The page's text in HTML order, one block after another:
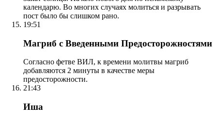
календарю. Во многих случаях молиться и разрывать
пост было бы слишком рано.
19:51
Магриб с Введенными Предосторожностями
Согласно фетве ВИЛ, к времени молитвы магриб
добавляются 2 минуты в качестве меры
предосторожности.
21:43
Иша